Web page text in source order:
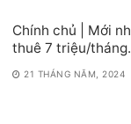
Chính chủ | Mới
thuê 7 triệu/
21 THÁNG NĂM, 2024